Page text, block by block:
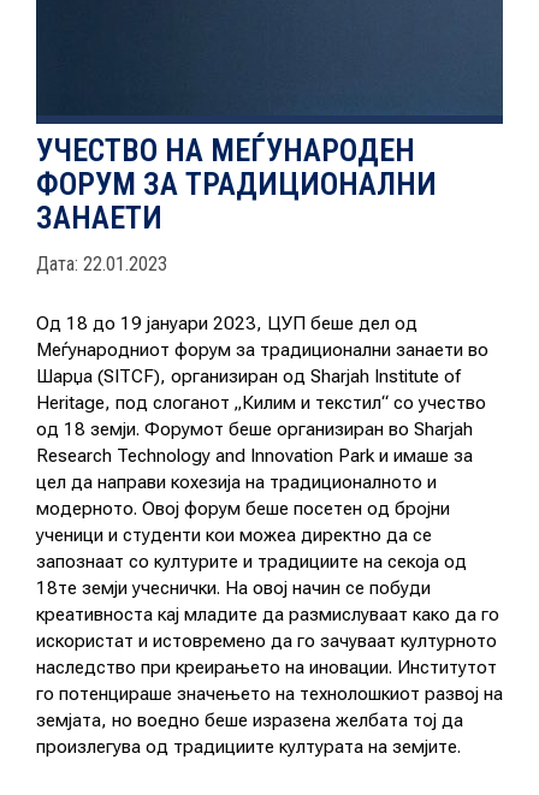
УСЛУГИ
КАТАЛОГ НА УСЛУГИ
ПОВИЦИ
АКТУЕЛНИ ПОВИЦИ
АРХИВА
ИНИЦИЈАТИВИ
ПОСТАПКА
ПОДНЕСИ ИНИЦИЈАТИВА
ПОДДРЖИ ИНИЦИЈАТИВА
УЧЕСТВО НА МЕЃУНАРОДЕН
ФОРУМ ЗА ТРАДИЦИОНАЛНИ
ЗАНАЕТИ
Дата: 22.01.2023
Од 18 до 19 јануари 2023, ЦУП беше дел од
Меѓународниот форум за традиционални занаети во
Шарџа (SITCF), организиран од Sharjah Institute of
Heritage, под слоганот „Килим и текстил“ со учество
од 18 земји. Форумот беше организиран во Sharjah
Research Technology and Innovation Park и имаше за
цел да направи кохезија на традиционалното и
модерното. Овој форум беше посетен од бројни
ученици и студенти кои можеа директно да се
запознаат со културите и традициите на секоја од
18те земји учеснички. На овој начин се побуди
креативноста кај младите да размислуваат како да го
искористат и истовремено да го зачуваат културното
наследство при креирањето на иновации. Институтот
го потенцираше значењето на технолошкиот развој на
земјата, но воедно беше изразена желбата тој да
произлегува од традициите културата на земјите.